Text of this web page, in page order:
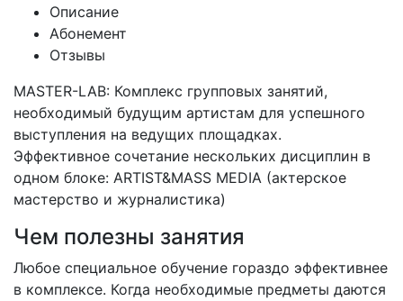
Описание
Абонемент
Отзывы
MASTER-LAB: Комплекс групповых занятий,
необходимый будущим артистам для успешного
выступления на ведущих площадках.
Эффективное сочетание нескольких дисциплин в
одном блоке: ARTIST&MASS MEDIA (актерское
мастерство и журналистика)
Чем полезны занятия
Любое специальное обучение гораздо эффективнее
в комплексе. Когда необходимые предметы даются